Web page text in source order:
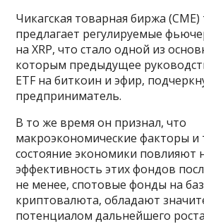
Чикагская товарная биржа (CME)
предлагает регулируемые
на XRP, что стало одной из
которым предыдущее
ETF на биткоин и эфир,
предприниматель.
В то же время он признал, что
макроэкономические факторы и
состояние экономики повлияют
эффективность этих фондов
не менее, спотовые фонды на
криптовалюта, обладают
потенциалом дальнейшего